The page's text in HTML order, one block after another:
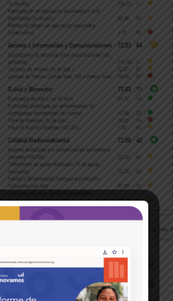
aspectos en los que se
presenta una ventaja